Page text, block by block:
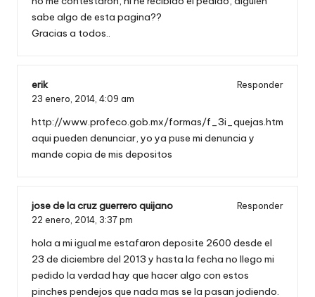
sabe algo de esta pagina??
Gracias a todos..
erik
Responder
23 enero, 2014, 4:09 am
http://www.profeco.gob.mx/formas/f_3i_quejas.htm
aqui pueden denunciar, yo ya puse mi denuncia y
mande copia de mis depositos
jose de la cruz guerrero quijano
Responder
22 enero, 2014, 3:37 pm
hola a mi igual me estafaron deposite 2600 desde el
23 de diciembre del 2013 y hasta la fecha no llego mi
pedido la verdad hay que hacer algo con estos
pinches pendejos que nada mas se la pasan jodiendo.